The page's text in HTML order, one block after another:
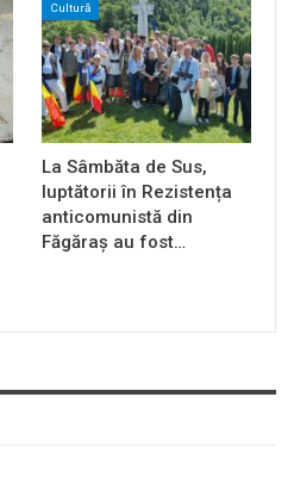
Cultură
La Sâmbăta de Sus,
luptătorii în Rezistența
anticomunistă din
Făgăraș au fost…